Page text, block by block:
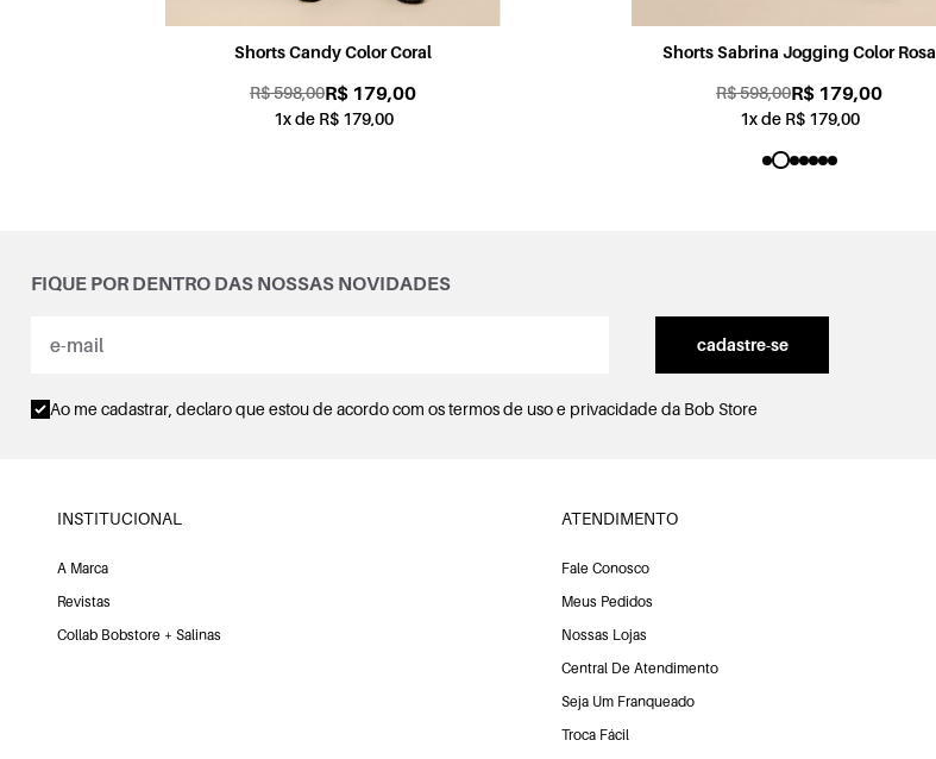
Shorts Candy Color Coral
R$ 598,00R$ 179,00
1x de R$ 179,00
Shorts Sabrina Jogging Color Rosa
R$ 598,00R$ 179,00
1x de R$ 179,00
FIQUE POR DENTRO DAS NOSSAS NOVIDADES
cadastre-se
Ao me cadastrar, declaro que estou de acordo com ostermos de uso e privacidadeda Bob Store
INSTITUCIONAL
A Marca
Revistas
Collab Bobstore + Salinas
ATENDIMENTO
Fale Conosco
Meus Pedidos
Nossas Lojas
Central De Atendimento
Seja Um Franqueado
Troca Fácil